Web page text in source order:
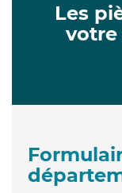
Les
votre